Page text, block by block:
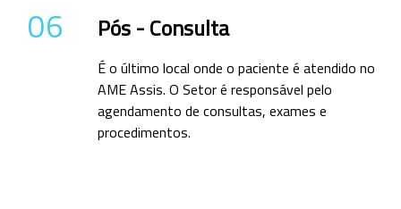
06 Pós - Consulta
É o último local onde o paciente é atendido no
AME Assis. O Setor é responsável pelo
agendamento de consultas, exames e
procedimentos.